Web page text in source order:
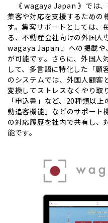
《 wagaya Japan 》では、
集客や対応を支援するための
す。集客サポートとしては、
る、不動産会社向けの外国人
wagaya Japan 』への掲載や
が可能です。さらに、外国人
して、多言語に特化した「顧
のシステムでは、外国人顧客
変換してストレスなくやり取
「申込書」など、20種類以
動追客機能」などのサポート
の対応履歴を社内で共有し、
能です。